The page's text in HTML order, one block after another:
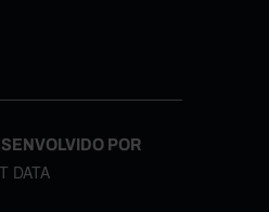
POR
DATA